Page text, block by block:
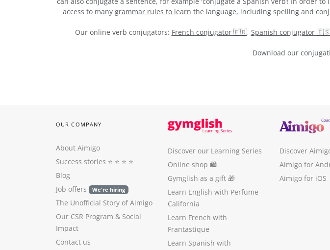
access to many grammar rules to learn the language, including spelling and
Our online verb conjugators: French conjugator 🇫🇷, Spanish conjugator 🇪🇸
Download our
OUR COMPANY
About Aimigo
Success stories ⭐️ ⭐️ ⭐️ ⭐️
Blog
Job offers
We're hiring
The Unofficial Story of Aimigo
Our CSR Program & Social
Impact
Contact us
Discover our Learning Series
Online shop 🛍
Gymglish as a gift 🎁
Learn English with Perfume
California
Learn French with
Frantastique
Learn Spanish with
Discover
Aimigo for
Aimigo for iOS